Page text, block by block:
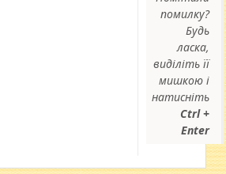
помилку?
Будь
ласка,
виділіть її
мишкою і
натисніть
Ctrl +
Enter